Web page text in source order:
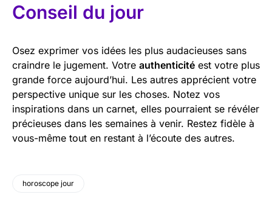
Conseil du jour
Osez exprimer vos idées les plus audacieuses sans
craindre le jugement. Votre authenticité est votre plus
grande force aujourd’hui. Les autres apprécient votre
perspective unique sur les choses. Notez vos
inspirations dans un carnet, elles pourraient se révéler
précieuses dans les semaines à venir. Restez fidèle à
vous-même tout en restant à l’écoute des autres.
horoscope jour